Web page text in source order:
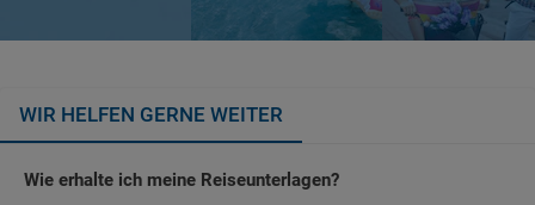
WIR HELFEN GERNE WEITER
Wie erhalte ich meine Reiseunterlagen?